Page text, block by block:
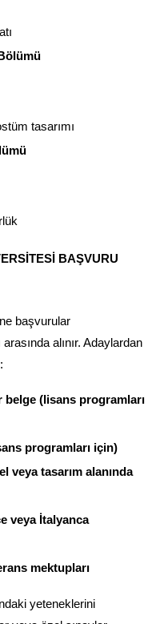
tasarımı
BAŞVURU
başvurular
arasında alınır. Adaylardan
belge (lisans programları
programları için)
veya tasarım alanında
veya İtalyanca
mektupları
yeteneklerini